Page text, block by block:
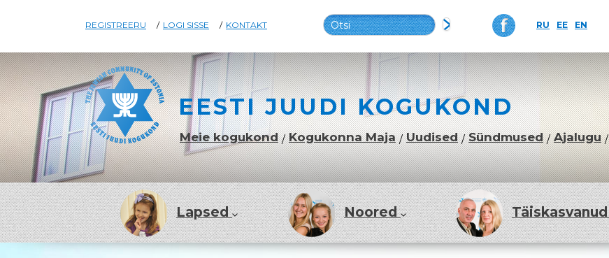
REGISTREERU / LOGI SISSE / KONTAKT RU EE EN
EESTI JUUDI KOGUKOND
Meie kogukond / Kogukonna Maja / Uudised / Sündmused / Ajalugu /
Lapsed Noored Täiskasvanud